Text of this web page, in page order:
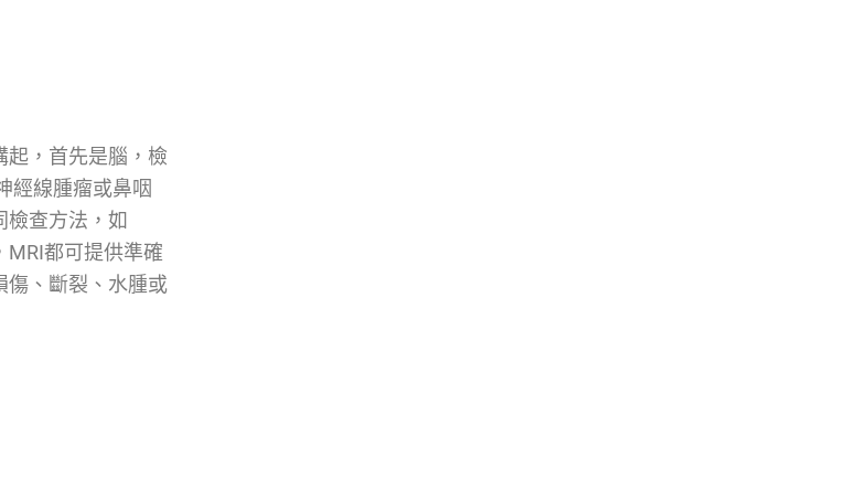
起，首先是腦，檢
經線腫瘤或鼻咽
檢查方法，如
MRI都可提供準確
傷、斷裂、水腫或